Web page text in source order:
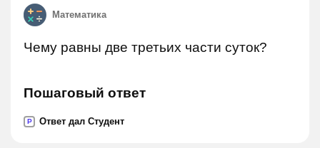
Математика
Чему равны две третьих части суток?
Пошаговый ответ
P Ответ дал Студент